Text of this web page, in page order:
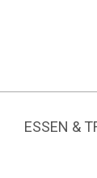
ESSEN &